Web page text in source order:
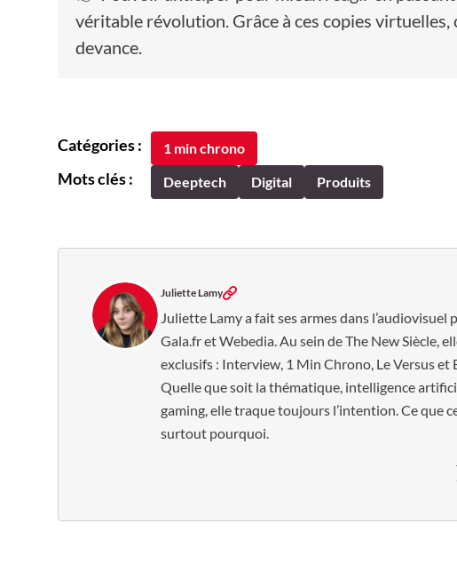
véritable révolution. Grâce à ces copies virtuelles,
devance.
Catégories : 1 min chrono
Mots clés : Deeptech Digital Produits
Juliette Lamy
Juliette Lamy a fait ses armes dans l’audiovisuel
Gala.fr et Webedia. Au sein de The New Siècle,
exclusifs : Interview, 1 Min Chrono, Le Versus et
Quelle que soit la thématique, intelligence
gaming, elle traque toujours l’intention. Ce que
surtout pourquoi.